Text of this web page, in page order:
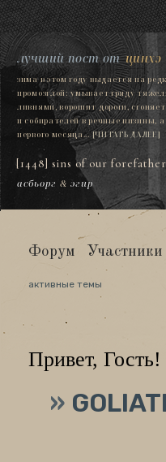
[1448] sins of our
асбьорг & эгир
лучший пост отцинхэ
зима в этом году выдается на
промозглой: умывает гряду
ливнями, ворошит дороги,
и собирателей в речные низины, а
первого месяца...[ЧИТАТЬ ДАЛЕЕ]
Форум Участники
активные темы
Привет, Гость!
»